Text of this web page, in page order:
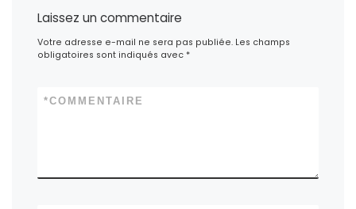
Laissez un commentaire
Votre adresse e-mail ne sera pas publiée. Les champs
obligatoires sont indiqués avec*
COMMENTAIRE
*